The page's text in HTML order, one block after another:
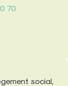
70
social,